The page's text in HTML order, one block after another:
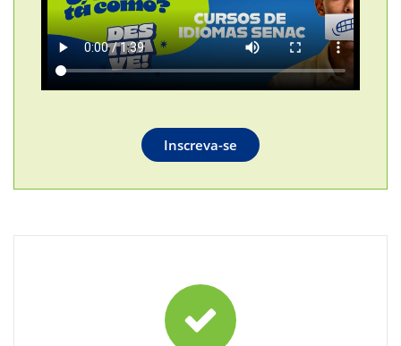
Inscreva-se